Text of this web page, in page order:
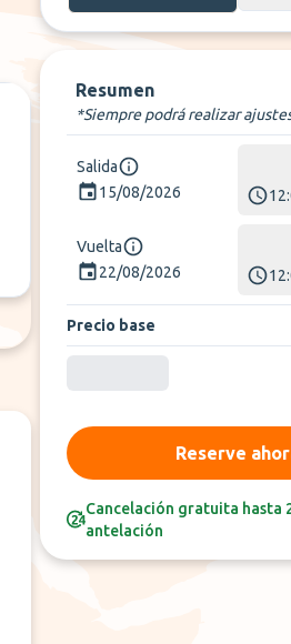
Resumen
*Siempre podrá realizar
Salida
15/08/2026
Vuelta
22/08/2026
Precio base
Reserve
Cancelación gratuita hasta
antelación